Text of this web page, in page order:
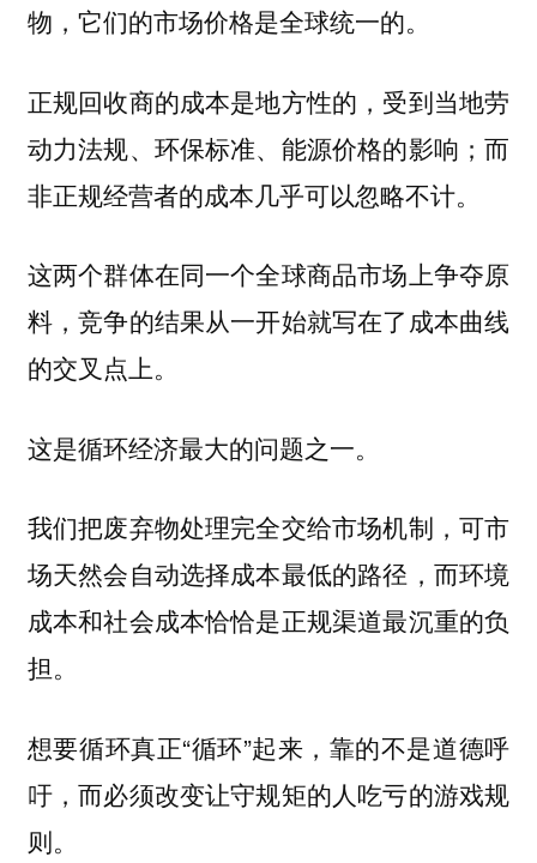
物，它们的市场价格是全球统一的。
正规回收商的成本是地方性的，受到当地劳
动力法规、环保标准、能源价格的影响；而
非正规经营者的成本几乎可以忽略不计。
这两个群体在同一个全球商品市场上争夺原
料，竞争的结果从一开始就写在了成本曲线
的交叉点上。
这是循环经济最大的问题之一。
我们把废弃物处理完全交给市场机制，可市
场天然会自动选择成本最低的路径，而环境
成本和社会成本恰恰是正规渠道最沉重的负
担。
想要循环真正“循环”起来，靠的不是道德呼
吁，而必须改变让守规矩的人吃亏的游戏规
则。